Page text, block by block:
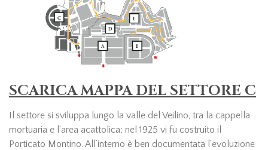
SCARICA MAPPA DEL SETTORE C
Il settore si sviluppa lungo la valle del Veilino, tra la cappella
mortuaria e l’area acattolica; nel 1925 vi fu costruito il
Porticato Montino. All’interno è ben documentata l’evoluzione